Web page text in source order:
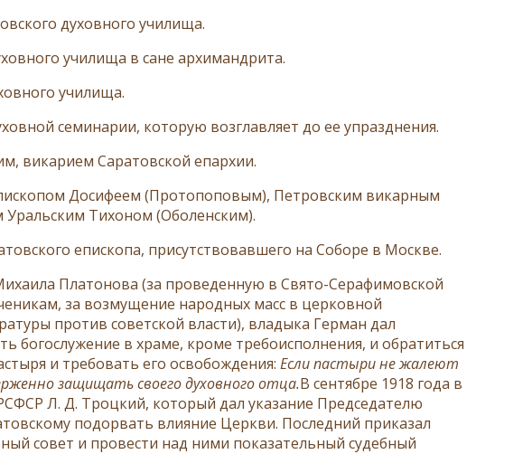
духовного училища.
училища в сане архимандрита.
училища.
семинарии, которую возглавляет до ее упразднения.
викарием Саратовской епархии.
Досифеем (Протопоповым), Петровским викарным
Тихоном (Оболенским).
епископа, присутствовавшего на Соборе в Москве.
Платонова (за проведенную в Свято-Серафимовской
за возмущение народных масс в церковной
против советской власти), владыка Герман дал
богослужение в храме, кроме требоисполнения, и обратиться
и требовать его освобождения: Если пастыри не жалеют
защищать своего духовного отца.В сентябре 1918 года в
Л. Д. Троцкий, который дал указание Председателю
подорвать влияние Церкви. Последний приказал
совет и провести над ними показательный судебный